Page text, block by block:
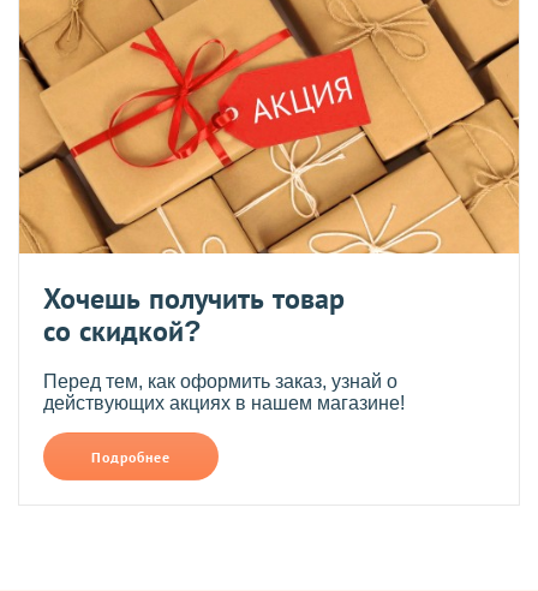
Хочешь получить товар
со скидкой?
Перед тем, как оформить заказ, узнай о
действующих акциях в нашем магазине!
Подробнее